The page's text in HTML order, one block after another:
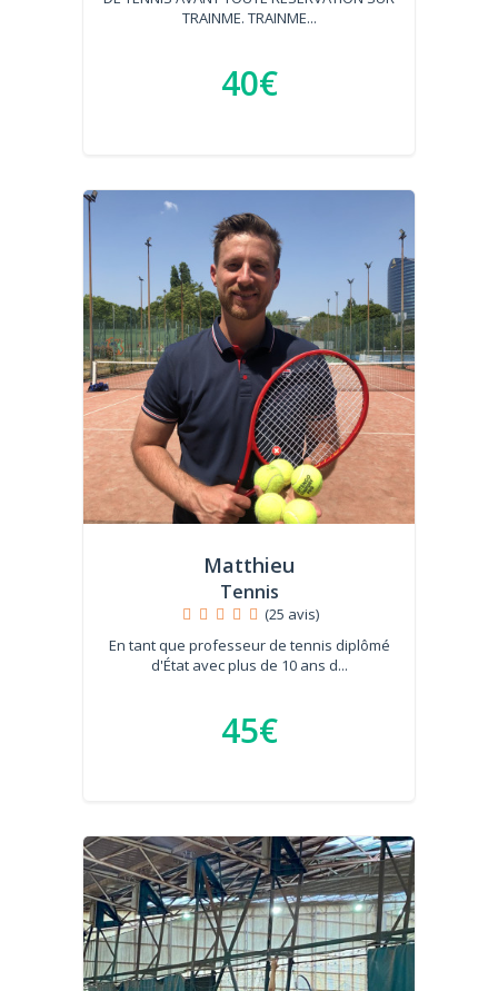
TRAINME. TRAINME...
40€
Matthieu
Tennis
(25 avis)
En tant que professeur de tennis diplômé
d'État avec plus de 10 ans d...
45€